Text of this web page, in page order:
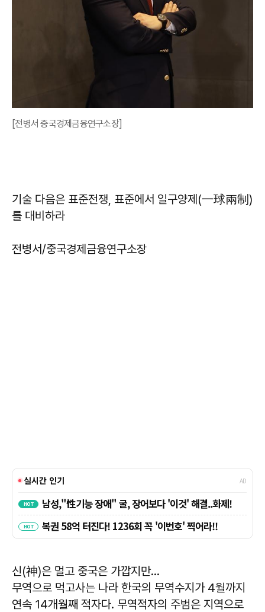
[전병서 중국경제금융연구소장]
기술 다음은 표준전쟁, 표준에서 일구양제(一球兩制)
를 대비하라
전병서/중국경제금융연구소장
신(神)은 멀고 중국은 가깝지만…
무역으로 먹고사는 나라 한국의 무역수지가 4월까지
연속 14개월째 적자다. 무역적자의 주범은 지역으로